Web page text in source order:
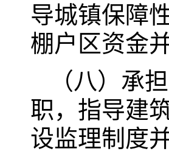
导城镇保障
棚户区资金
（八）承
职，指导建
设监理制度